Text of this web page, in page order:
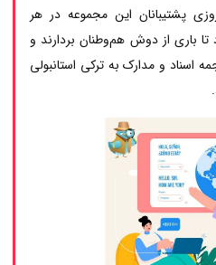
پشتیبانان این مجموعه در هر
باری از دوش هم‌وطنان بردارند و
و مدارک به ترکی استانبولی